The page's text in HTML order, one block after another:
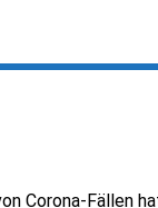
Corona-Fällen